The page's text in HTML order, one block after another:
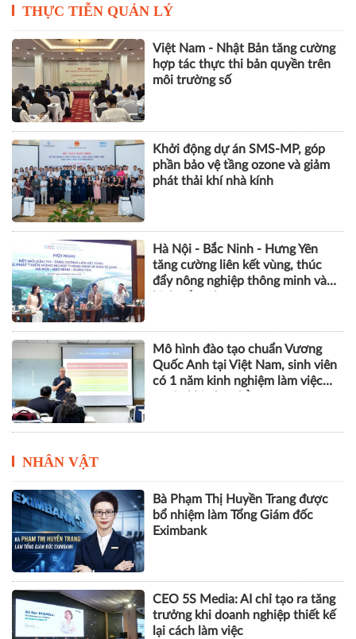
THỰC TIỄN QUẢN LÝ
Việt Nam - Nhật Bản tăng cường
hợp tác thực thi bản quyền trên
môi trường số
Khởi động dự án SMS-MP, góp
phần bảo vệ tầng ozone và giảm
phát thải khí nhà kính
Hà Nội - Bắc Ninh - Hưng Yên
tăng cường liên kết vùng, thúc
đẩy nông nghiệp thông minh và
Mô hình đào tạo chuẩn Vương
Quốc Anh tại Việt Nam, sinh viên
có 1 năm kinh nghiệm làm việc
NHÂN VẬT
Bà Phạm Thị Huyền Trang được
bổ nhiệm làm Tổng Giám đốc
Eximbank
CEO 5S Media: AI chỉ tạo ra tăng
trưởng khi doanh nghiệp thiết kế
lại cách làm việc